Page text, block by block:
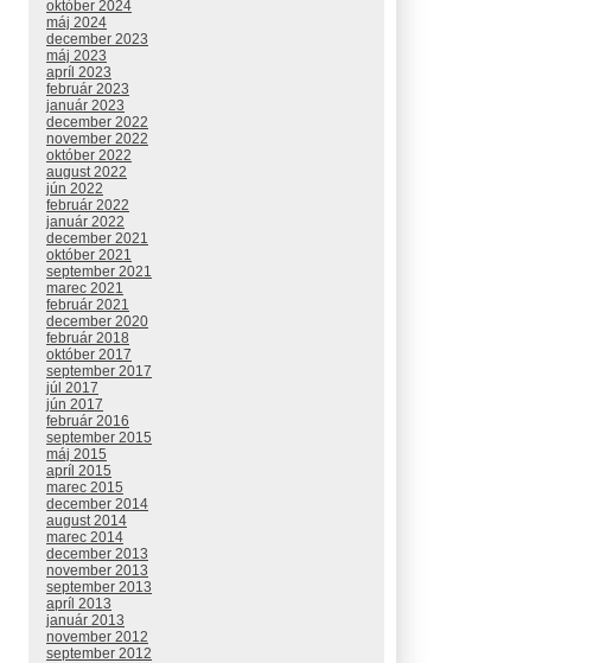
október 2024
máj 2024
december 2023
máj 2023
apríl 2023
február 2023
január 2023
december 2022
november 2022
október 2022
august 2022
jún 2022
február 2022
január 2022
december 2021
október 2021
september 2021
marec 2021
február 2021
december 2020
február 2018
október 2017
september 2017
júl 2017
jún 2017
február 2016
september 2015
máj 2015
apríl 2015
marec 2015
december 2014
august 2014
marec 2014
december 2013
november 2013
september 2013
apríl 2013
január 2013
november 2012
september 2012